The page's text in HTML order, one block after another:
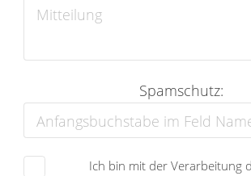
Spamschutz:
Ich bin mit der Verarbeitung